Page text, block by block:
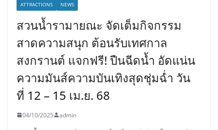
ATTRACTIONS NEWS
สวนน้ำรามายณะ จัดเต็มกิจกรรม
สาดความสนุก ต้อนรับเทศกาล
สงกรานต์ แจกฟรี! ปืนฉีดน้ำ อัดแน่น
ความมันส์ความบันเทิงสุดชุ่มฉ่ำ วัน
ที่ 12 – 15 เม.ย. 68
04/10/2025 admin